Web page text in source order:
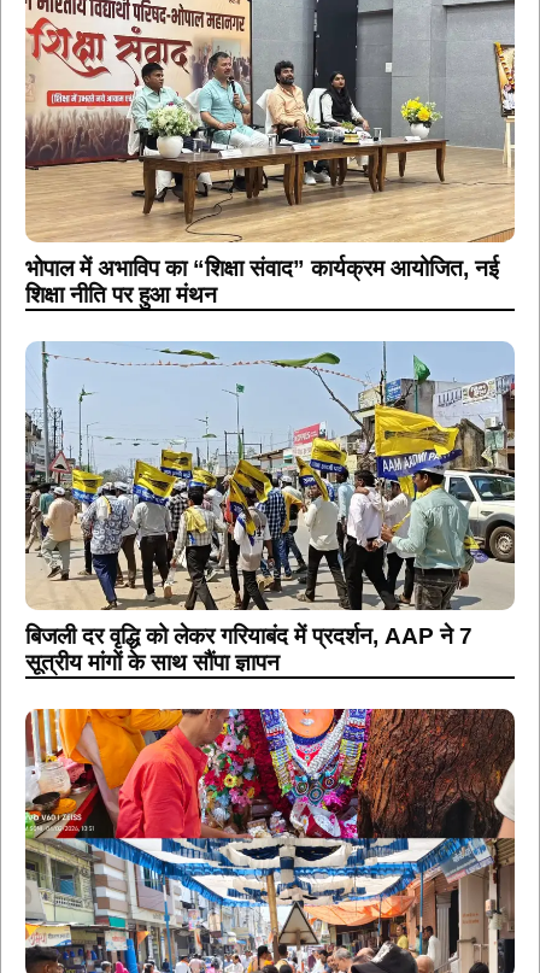
भोपाल में अभाविप का “शिक्षा संवाद” कार्यक्रम आयोजित, नई
शिक्षा नीति पर हुआ मंथन
बिजली दर वृद्धि को लेकर गरियाबंद में प्रदर्शन, AAP ने 7
सूत्रीय मांगों के साथ सौंपा ज्ञापन